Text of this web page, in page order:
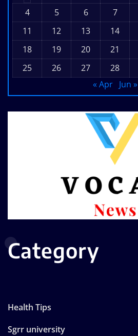
4
5 6 7
11
12 13 14
18
19 20 21
25
26 27 28
« Apr
Jun »
Category
Health Tips
Sgrr university